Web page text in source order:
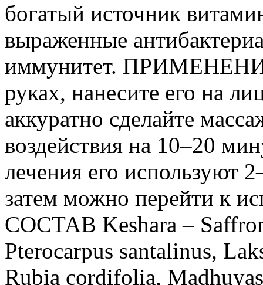
богатый источник
выраженные
иммунитет.
руках, нанесите его на
аккуратно сделайте
воздействия на 10–20
лечения его используют
затем можно перейти к
СОСТАВ Keshara –
Pterocarpus santalinus,
Rubia cordifolia,